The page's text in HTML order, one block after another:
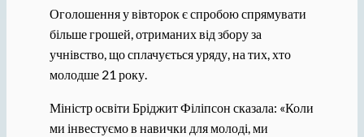
Оголошення у вівторок є спробою спрямувати
більше грошей, отриманих від збору за
учнівство, що сплачується уряду, на тих, хто
молодше 21 року.
Міністр освіти Бріджит Філіпсон сказала: «Коли
ми інвестуємо в навички для молоді, ми